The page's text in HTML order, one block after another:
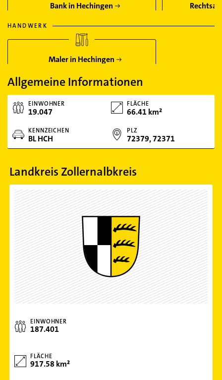
Bank in Hechingen
HANDWERK
Maler in Hechingen
Allgemeine Informationen
EINWOHNER
19.047
FLÄCHE
66.41 km²
KENNZEICHEN
BL HCH
PLZ
72379, 72371
Landkreis Zollernalbkreis
EINWOHNER
187.401
FLÄCHE
917.58 km²